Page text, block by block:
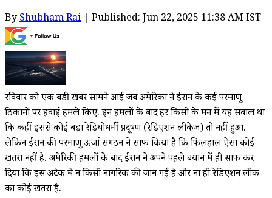
ByShubham Rai | Published: Jun 22, 2025 11:38 AM IST
रविवार को एक बड़ी खबर सामने आई जब अमेरिका ने ईरान के कई परमाणु
ठिकानों पर हवाई हमले किए. इन हमलों के बाद हर किसी के मन में यह सवाल था
कि कहीं इससे कोई बड़ा रेडियोधर्मी प्रदूषण (रेडिएशन लीकेज) तो नहीं हुआ.
लेकिन ईरान की परमाणु ऊर्जा संगठन ने साफ किया है कि फिलहाल ऐसा कोई
खतरा नहीं है. अमेरिकी हमलों के बाद ईरान ने अपने पहले बयान में ही साफ कर
दिया कि इस अटैक में न किसी नागरिक की जान गई है और ना ही रेडिएशन लीक
का कोई खतरा है.